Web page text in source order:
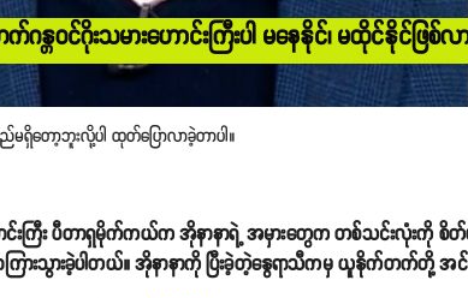
တဝင်ဂိုးသမားဟောင်းကြီးပါ မနေနိုင်၊ မထိုင်နိုင်ဖြစ်လ
တော့ဘူးလို့ပါ ထုတ်ပြောလာခဲ့တာပါ။
းကြီး ပီတာရှမိုက်ကယ်က အိုနာနာရဲ့ အမှားတွေက တစ်သင်းလုံးကို စိတ်
ာကြားသွားခဲ့ပါတယ်။ အိုနာနာကို ပြီးခဲ့တဲ့နွေရာသီကမှ ယူနိုက်တက်တို့ အ